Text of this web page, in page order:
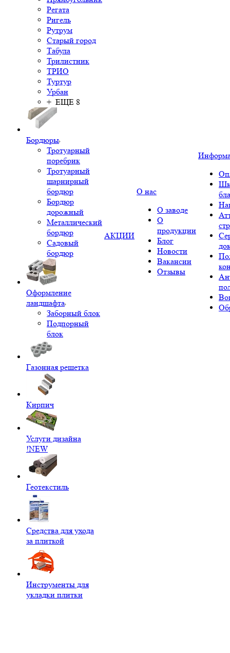
Регата
Ригель
Рутрум
Старый город
Табула
Трилистник
ТРИО
Туртур
Урбан
+ ЕЩЕ 8
Бордюры
Тротуарный
поребрик
Тротуарный
шарнирный
бордюр
Бордюр
дорожный
Металлический
бордюр
Садовый
бордюр
Оформление
ландшафта
Заборный блок
Подпорный
блок
Газонная решетка
Кирпич
Услуги дизайна
!NEW
Геотекстиль
Средства для ухода
за плиткой
Инструменты для
укладки плитки
АКЦИИ
О нас
О заводе
О
продукции
Блог
Новости
Вакансии
Отзывы